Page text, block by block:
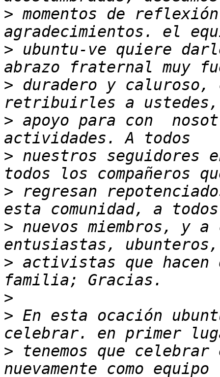
> momentos de
> ubuntu-ve quiere
> duradero y caluroso,
> apoyo para con
> nuestros seguidores
> regresan
> nuevos miembros, y
> activistas que hacen
>
> En esta ocación
> tenemos que